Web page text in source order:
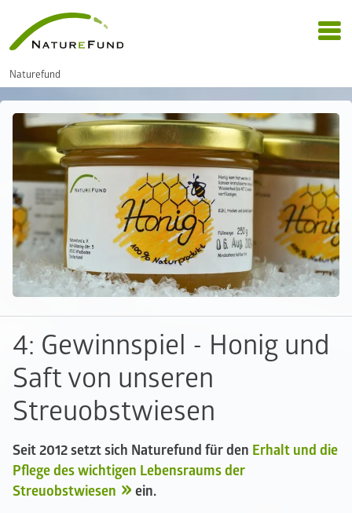
Naturefund
4: Gewinnspiel - Honig und
Saft von unseren
Streuobstwiesen
Seit 2012 setzt sich Naturefund für den Erhalt und die
Pflege des wichtigen Lebensraums der
Streuobstwiesen
ein.